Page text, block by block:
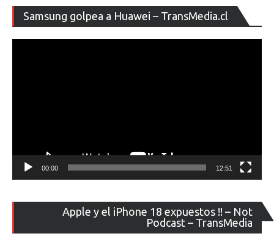
Samsung golpea a Huawei – TransMedia.cl
de
00:00 12:51
Apple y el iPhone 18 expuestos !! – Not
Podcast – TransMedia
de